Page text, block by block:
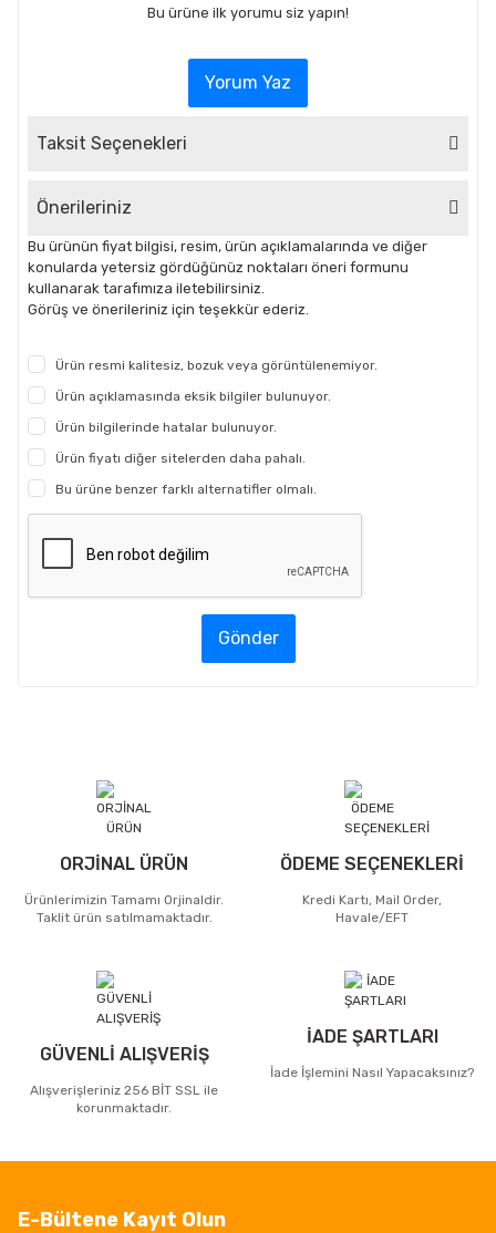
Bu ürüne ilk yorumu siz yapın!
Yorum Yaz
Taksit Seçenekleri
Önerileriniz
Bu ürünün fiyat bilgisi, resim, ürün açıklamalarında ve diğer
konularda yetersiz gördüğünüz noktaları öneri formunu
kullanarak tarafımıza iletebilirsiniz.
Görüş ve önerileriniz için teşekkür ederiz.
Ürün resmi kalitesiz, bozuk veya görüntülenemiyor.
Ürün açıklamasında eksik bilgiler bulunuyor.
Ürün bilgilerinde hatalar bulunuyor.
Ürün fiyatı diğer sitelerden daha pahalı.
Bu ürüne benzer farklı alternatifler olmalı.
Gönder
ORJİNAL ÜRÜN
Ürünlerimizin Tamamı Orjinaldir.
Taklit ürün satılmamaktadır.
ÖDEME SEÇENEKLERİ
Kredi Kartı, Mail Order,
Havale/EFT
GÜVENLİ ALIŞVERİŞ
Alışverişleriniz 256 BİT SSL ile
korunmaktadır.
İADE ŞARTLARI
İade İşlemini Nasıl Yapacaksınız?
E-Bültene Kayıt Olun